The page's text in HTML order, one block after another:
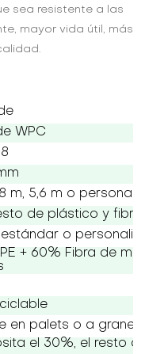
sea resistente a las
mayor vida útil, más
WPC
m, 5,6 m o
de plástico y
o
+ 60% Fibra de
en palets o a granel
el 30%, el resto